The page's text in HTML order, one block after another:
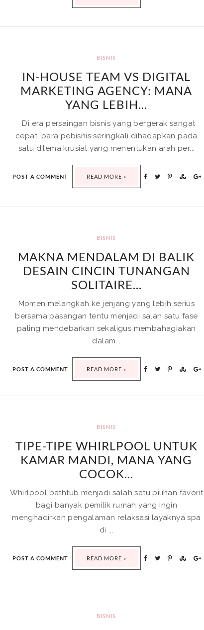
BISNIS
IN-HOUSE TEAM VS DIGITAL
MARKETING AGENCY: MANA
YANG LEBIH...
Di era persaingan bisnis yang bergerak sangat
cepat, para pebisnis seringkali dihadapkan pada
satu dilema krusial yang menentukan arah per...
POST A COMMENT READ MORE »
BISNIS
MAKNA MENDALAM DI BALIK
DESAIN CINCIN TUNANGAN
SOLITAIRE...
Momen melangkah ke jenjang yang lebih serius
bersama pasangan tentu menjadi salah satu fase
paling mendebarkan sekaligus membahagiakan
dalam...
POST A COMMENT READ MORE »
BISNIS
TIPE-TIPE WHIRLPOOL UNTUK
KAMAR MANDI, MANA YANG
COCOK...
Whirlpool bathtub menjadi salah satu pilihan favorit
bagi banyak pemilik rumah yang ingin
menghadirkan pengalaman relaksasi layaknya spa
di ...
POST A COMMENT READ MORE »
BISNIS